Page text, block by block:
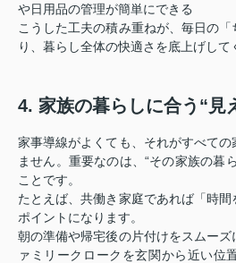
や日用品の管理が簡単にできる
こうした工夫の積み重ねが、毎日の
り、暮らし全体の快適さを底上げして
4. 家族の暮らしに合う“見
家事導線がよくても、それがすべての
ません。重要なのは、“その家族の暮
ことです。
たとえば、共働き家庭であれば「時
ポイントになります。
朝の準備や帰宅後の片付けをスムー
ァミリークロークを玄関から近い位